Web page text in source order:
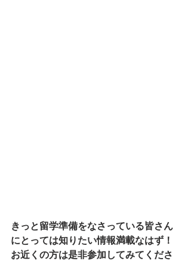
きっと留学準備をなさっている皆さん
にとっては知りたい情報満載なはず！
お近くの方は是非参加してみてくださ